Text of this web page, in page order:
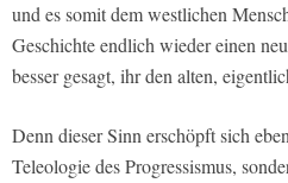
und es somit dem westlichen
Geschichte endlich wieder einen
besser gesagt, ihr den alten,
Denn dieser Sinn erschöpft sich
Teleologie des Progressismus,